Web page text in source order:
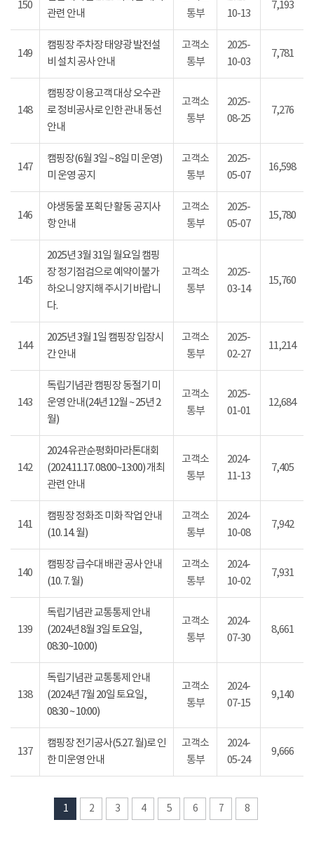
150
관련 안내
통부
10-13
7,193
149
캠핑장 주차장 태양광 발전설
비 설치 공사 안내
고객소
통부
2025-
10-03
7,781
148
캠핑장 이용고객 대상 오수관
로 정비공사로 인한 관내 동선
안내
고객소
통부
2025-
08-25
7,276
147
캠핑장(6월 3일 ~ 8일 미 운영)
미 운영 공지
고객소
통부
2025-
05-07
16,598
146
야생동물 포획단 활동 공지사
항 안내
고객소
통부
2025-
05-07
15,780
145
2025년 3월 31일 월요일 캠핑
장 정기점검으로 예약이불가
하오니 양지해 주시기 바랍니
다.
고객소
통부
2025-
03-14
15,760
144
2025년 3월 1일 캠핑장 입장시
간 안내
고객소
통부
2025-
02-27
11,214
143
독립기념관 캠핑장 동절기 미
운영 안내(24년 12월 ~ 25년 2
월)
고객소
통부
2025-
01-01
12,684
142
2024 유관순평화마라톤대회
(2024.11.17. 08:00~13:00) 개최
관련 안내
고객소
통부
2024-
11-13
7,405
141
캠핑장 정화조 미화 작업 안내
(10. 14. 월)
고객소
통부
2024-
10-08
7,942
140
캠핑장 급수대 배관 공사 안내
(10. 7. 월)
고객소
통부
2024-
10-02
7,931
139
독립기념관 교통통제 안내
(2024년 8월 3일 토요일,
08:30~10:00)
고객소
통부
2024-
07-30
8,661
138
독립기념관 교통통제 안내
(2024년 7월 20일 토요일,
08:30 ~ 10:00)
고객소
통부
2024-
07-15
9,140
137
캠핑장 전기공사(5.27. 월)로 인
한 미운영 안내
고객소
통부
2024-
05-24
9,666
1 2 3 4 5 6 7 8